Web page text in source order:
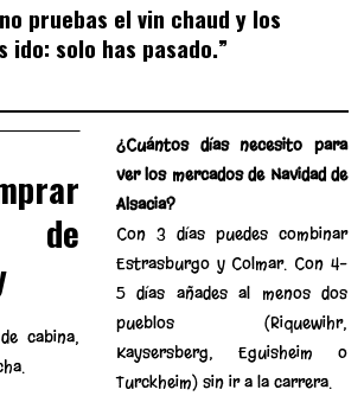
pruebas el vin chaud y los
ido: solo has pasado.”
de
cabina,
¿Cuántos días necesito para
ver los mercados de Navidad de
Alsacia?
Con 3 días puedes combinar
Estrasburgo y Colmar. Con 4–
5 días añades al menos dos
pueblos (Riquewihr,
Kaysersberg, Eguisheim o
Turckheim) sin ir a la carrera.